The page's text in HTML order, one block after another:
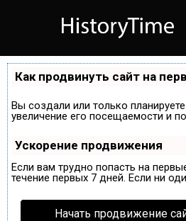
Как продвинуть сайт на
Вы создали или только
увеличение его посещаемости и
Ускорение продвижения
Если вам трудно попасть на
течение первых 7 дней. Если ни
Начать продвижение